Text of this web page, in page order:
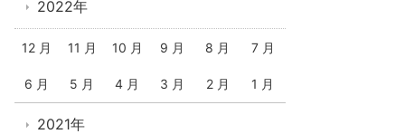
2022年
12 月 11 月 10 月 9 月 8 月 7 月
6 月 5 月 4 月 3 月 2 月 1 月
2021年